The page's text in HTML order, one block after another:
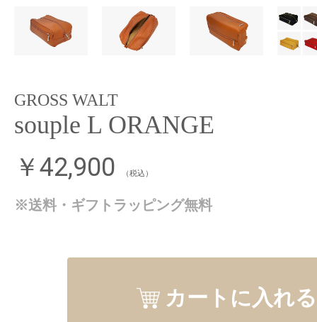
GROSS WALT
souple L ORANGE
￥42,900 （税込）
※送料・ギフトラッピング無料
カートに入れる